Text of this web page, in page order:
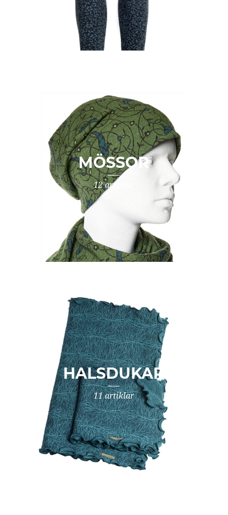
MÖSSOR
12 artiklar
HALSDUKAR
11 artiklar